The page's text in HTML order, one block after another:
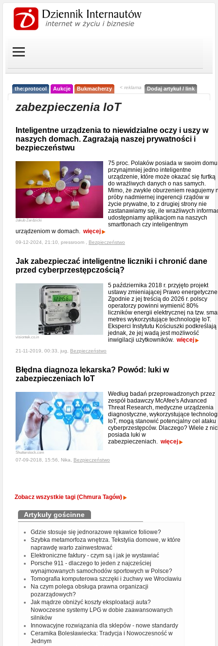
the:protocol Aukcje Bukmacherzy < reklama Dodaj artykuł / link
zabezpieczenia IoT
Inteligentne urządzenia to niewidzialne oczy i uszy w
naszych domach. Zagrażają naszej prywatności i
bezpieczeństwu
Jakub Zerdzicki
75 proc. Polaków posiada w swoim domu
przynajmniej jedno inteligentne
urządzenie, które może okazać się furtką
do wrażliwych danych o nas samych.
Mimo, że zwykle oburzeniem reagujemy
próby nadmiernej ingerencji rządów w
życie prywatne, to z drugiej strony nie
zastanawiamy się, ile wrażliwych
udostępniamy aplikacjom na naszych
smartfonach czy inteligentnym
urządzeniom w domach. więcej
09-12-2024, 21:10, pressroom , Bezpieczeństwo
Jak zabezpieczać inteligentne liczniki i chronić dane
przed cyberprzestępczością?
visiontek.co.in
5 października 2018 r. przyjęto projekt
ustawy zmieniającej Prawo
Zgodnie z jej treścią do 2026 r. polscy
operatorzy powinni wymienić 80%
liczników energii elektrycznej na tzw.
metres wykorzystujące technologię IoT.
Eksperci Instytutu Kościuszki podkreślają
jednak, że jej wadą jest możliwość
inwigilacji użytkowników. więcej
21-11-2019, 00:33, jug, Bezpieczeństwo
Błędna diagnoza lekarska? Powód: luki w
zabezpieczeniach IoT
Shutterstock.com
Według badań przeprowadzonych przez
zespół badawczy McAfee's Advanced
Threat Research, medyczne urządzenia
diagnostyczne, wykorzystujące
IoT, mogą stanowić potencjalny cel ataku
cyberprzestępców. Dlaczego? Wiele z
posiada luki w
zabezpieczeniach. więcej
07-09-2018, 15:56, Nika, Bezpieczeństwo
Zobacz wszystkie tagi (Chmura Tagów)
Artykuły gościnne
Gdzie stosuje się jednorazowe rękawice foliowe?
Szybka metamorfoza wnętrza. Tekstylia domowe, w które
naprawdę warto zainwestować
Elektroniczne faktury - czym są i jak je wystawiać
Porsche 911 - dlaczego to jeden z najcześciej
wynajmowanych samochodów sportowych w Polsce?
Tomografia komputerowa szczęki i żuchwy we Wrocławiu
Na czym polega obsługa prawna organizacji
pozarządowych?
Jak mądrze obniżyć koszty eksploatacji auta?
Nowoczesne systemy LPG w dobie zaawansowanych
silników
Innowacyjne rozwiązania dla sklepów - nowe standardy
Ceramika Bolesławiecka: Tradycja i Nowoczesność w
Jednym